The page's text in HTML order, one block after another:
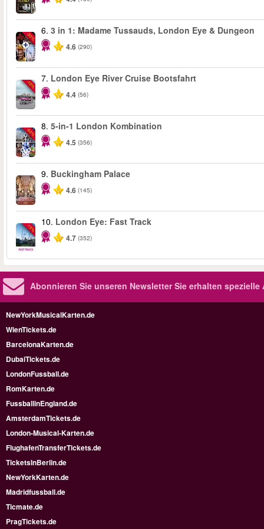
-30%
6. 3 in 1: Madame Tussauds, London Eye & Dungeon
4.6 (290)
-10%
7. London Eye River Cruise Bootsfahrt
4.4 (56)
-60%
8. 5-in-1 London Kombination
4.5 (356)
9. Buckingham Palace
4.6 (145)
-15%
10. London Eye: Fast Track
4.7 (352)
Abonnieren Sie unseren NewsletterSie erhalten spezielle
NewYorkMusicalKarten.de
WienTickets.de
BarcelonaKarten.de
DubaiTickets.de
LondonFussball.de
RomKarten.de
FussballinEngland.de
AmsterdamTickets.de
London-Musical-Karten.de
FlughafenTransferTickets.de
TicketsInBerlin.de
NewYorkKarten.de
Madridfussball.de
Ticmate.de
PragTickets.de